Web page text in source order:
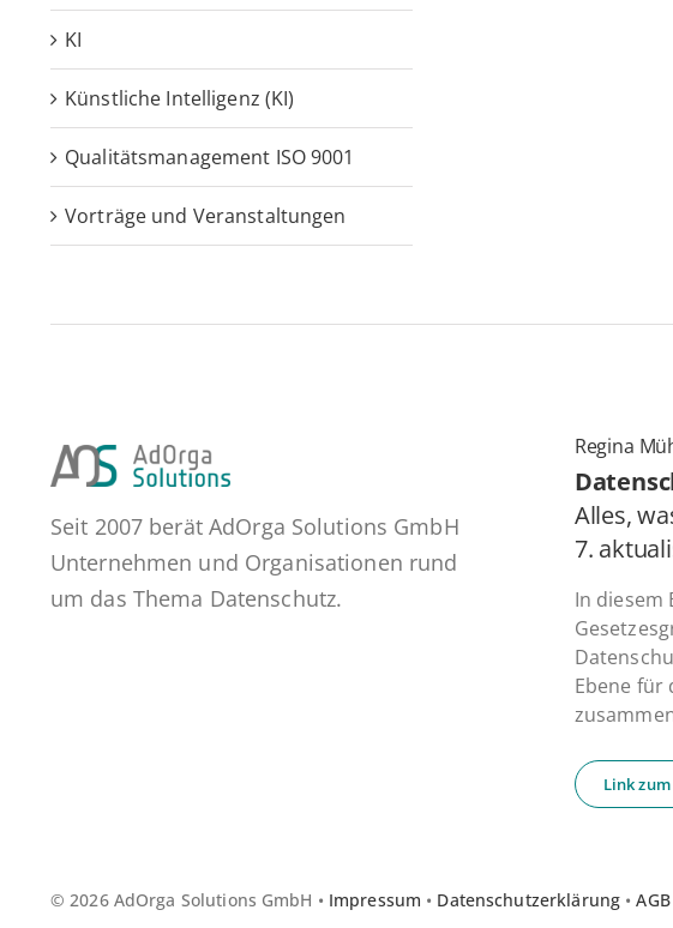
KI
Künstliche Intelligenz (KI)
Qualitätsmanagement ISO 9001
Vorträge und Veranstaltungen
Seit 2007 berät AdOrga Solutions GmbH
Unternehmen und Organisationen rund
um das Thema Datenschutz.
Regina
Alles,
7.
In diesem
Ebene für
Link
© 2026 AdOrga Solutions GmbH • Impressum • Datenschutzerklärung •AGB